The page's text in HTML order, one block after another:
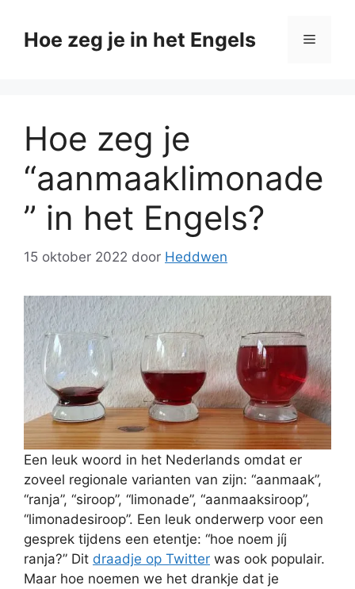
naarHoe zeg je in het Engels Menu
Hoe zeg je
“aanmaaklimonade
” in het Engels?
15 oktober 2022 door Heddwen
Een leuk woord in het Nederlands omdat er
zoveel regionale varianten van zijn: “aanmaak”,
“ranja”, “siroop”, “limonade”, “aanmaaksiroop”,
“limonadesiroop”. Een leuk onderwerp voor een
gesprek tijdens een etentje: “hoe noem jíj
ranja?” Dit draadje op Twitter was ook populair.
Maar hoe noemen we het drankje dat je